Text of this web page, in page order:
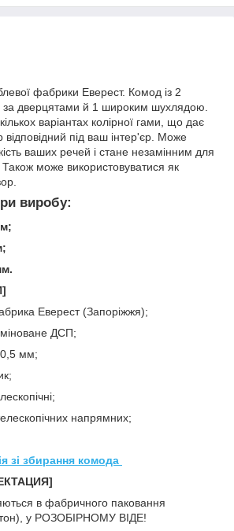
фабрики Еверест. Комод із 2
дверцятами й 1 широким шухлядою.
варіантах колірної гами, що дає
відповідний під ваш інтер'єр. Може
ваших речей і стане незамінним для
Також може використовуватися як
виробу:
Еверест (Запоріжжя);
ДСП;
мм;
напрямних;
зі збирання комода
в фабричного паковання
у РОЗОБІРНОМУ ВІДЕ!